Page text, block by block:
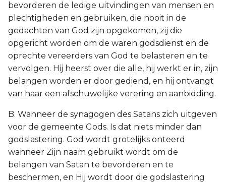
bevorderen de ledige uitvindingen van mensen en
plechtigheden en gebruiken, die nooit in de
gedachten van God zijn opgekomen, zij die
opgericht worden om de waren godsdienst en de
oprechte vereerders van God te belasteren en te
vervolgen. Hij heerst over die alle, hij werkt er in, zijn
belangen worden er door gediend, en hij ontvangt
van haar een afschuwelijke verering en aanbidding.
B. Wanneer de synagogen des Satans zich uitgeven
voor de gemeente Gods. Is dat niets minder dan
godslastering. God wordt grotelijks onteerd
wanneer Zijn naam gebruikt wordt om de
belangen van Satan te bevorderen en te
beschermen, en Hij wordt door die godslastering